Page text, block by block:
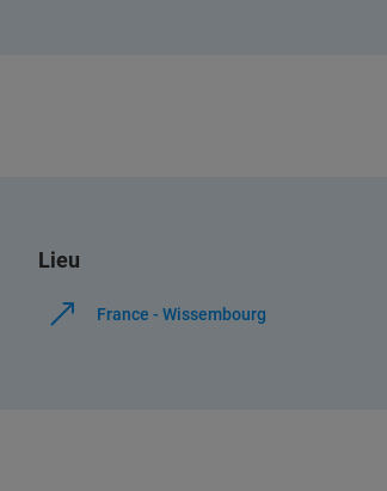
Lieu
France - Wissembourg